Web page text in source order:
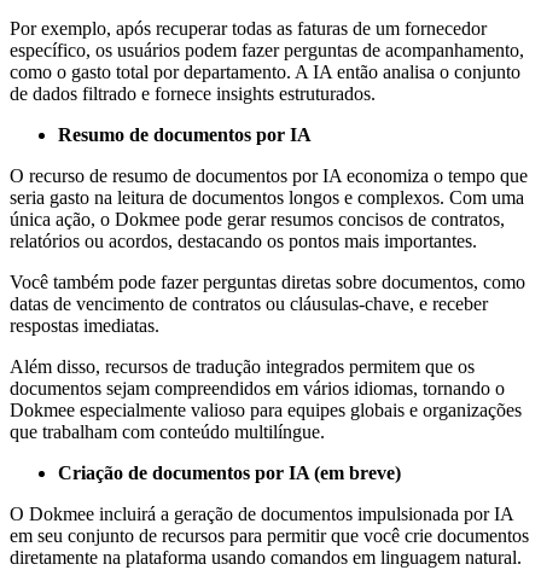
Por exemplo, após recuperar todas as faturas de um fornecedor
específico, os usuários podem fazer perguntas de acompanhamento,
como o gasto total por departamento. A IA então analisa o conjunto
de dados filtrado e fornece insights estruturados.
Resumo de documentos por IA
O recurso de resumo de documentos por IA economiza o tempo que
seria gasto na leitura de documentos longos e complexos. Com uma
única ação, o Dokmee pode gerar resumos concisos de contratos,
relatórios ou acordos, destacando os pontos mais importantes.
Você também pode fazer perguntas diretas sobre documentos, como
datas de vencimento de contratos ou cláusulas-chave, e receber
respostas imediatas.
Além disso, recursos de tradução integrados permitem que os
documentos sejam compreendidos em vários idiomas, tornando o
Dokmee especialmente valioso para equipes globais e organizações
que trabalham com conteúdo multilíngue.
Criação de documentos por IA (em breve)
O Dokmee incluirá a geração de documentos impulsionada por IA
em seu conjunto de recursos para permitir que você crie documentos
diretamente na plataforma usando comandos em linguagem natural.